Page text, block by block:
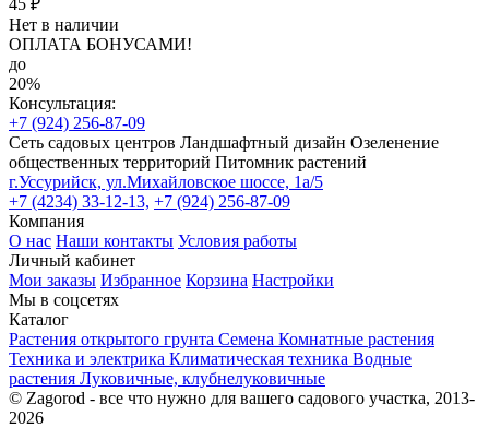
Нет в наличии
ОПЛАТА БОНУСАМИ!
до
20%
Консультация:
+7 (924) 256-87-09
Сеть садовых центров Ландшафтный дизайн Озеленение
общественных территорий Питомник растений
г.Уссурийск, ул.Михайловское шоссе, 1а/5
+7 (4234) 33-12-13, +7 (924) 256-87-09
Компания
О нас Наши контакты Условия работы
Личный кабинет
Мои заказы Избранное Корзина Настройки
Мы в соцсетях
Каталог
Растения открытого грунта Семена Комнатные растения
Техника и электрика Климатическая техника Водные
растения Луковичные, клубнелуковичные
© Zagorod - все что нужно для вашего садового участка, 2013-
2026